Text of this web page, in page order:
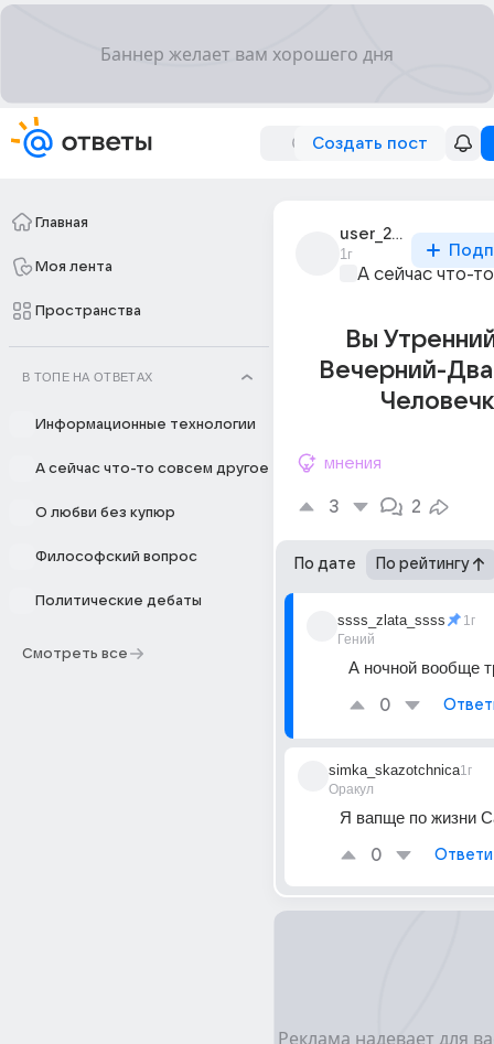
Создать пост
Главная
Моя лента
Пространства
В ТОПЕ НА ОТВЕТАХ
Информационные технологии
А сейчас что-то совсем другое
О любви без купюр
Философский вопрос
Политические дебаты
Смотреть все
user_294340674
1г
А сейчас что-
Вы
Вечерний-
мнения
3 2
По дате По рейтингу
ssss_zlata_ssss
Гений
1г
А ночной вообще
0
simka_skazotchnica
Оракул
1г
Я вапще по жизни
0